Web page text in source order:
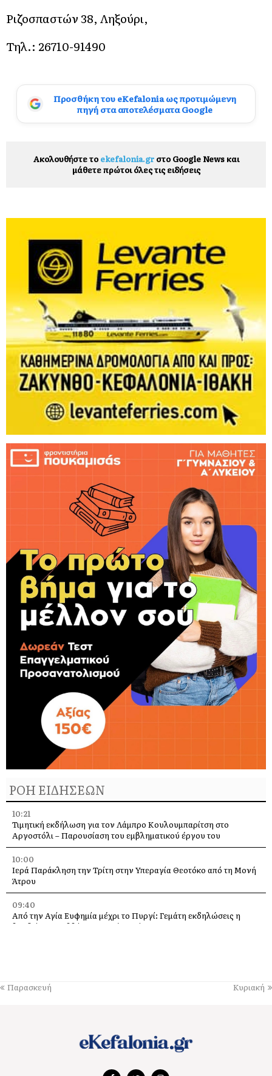
Ριζοσπαστών 38, Ληξούρι,
Τηλ.: 26710-91490
Προσθήκη του eKefalonia ως προτιμώμενη
πηγή στα αποτελέσματα Google
Ακολουθήστε το ekefalonia.grστο Google News και
μάθετε πρώτοι όλες τις ειδήσεις
ΡΟΗ ΕΙΔΗΣΕΩΝ
10:21
Τιμητική εκδήλωση για τον Λάμπρο Κουλουμπαρίτση στο
Αργοστόλι – Παρουσίαση του εμβληματικού έργου του
10:00
Ιερά Παράκληση την Τρίτη στην Υπεραγία Θεοτόκο από τη Μονή
Άτρου
09:40
Από την Αγία Ευφημία μέχρι το Πυργί: Γεμάτη εκδηλώσεις η
βραδιά του Σαββάτου στο Δήμο Σάμης
09:11
Όλα έτοιμα για την Γιορτή της Ρομπόλας στα Βαλσαμάτα
Παρασκευή Κυριακή